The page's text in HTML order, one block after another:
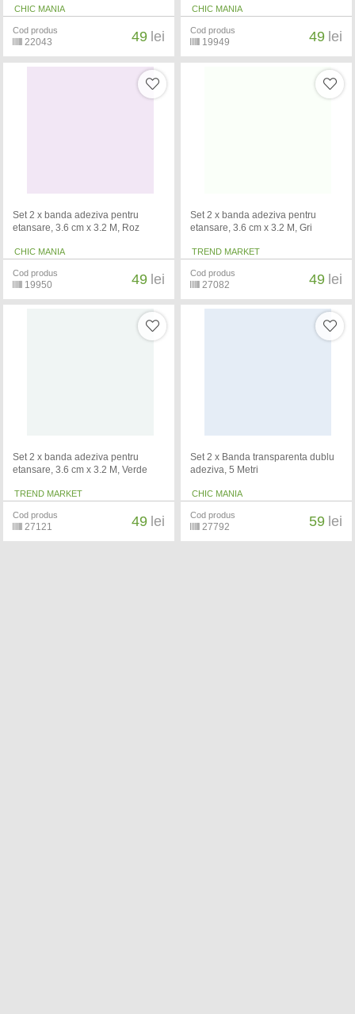
CHIC MANIA
Cod produs
22043 49 lei
CHIC MANIA
Cod produs
19949 49 lei
Set 2 x banda adeziva pentru
etansare, 3.6 cm x 3.2 M, Roz
CHIC MANIA
Cod produs
19950 49 lei
Set 2 x banda adeziva pentru
etansare, 3.6 cm x 3.2 M, Gri
TREND MARKET
Cod produs
27082 49 lei
Set 2 x banda adeziva pentru
etansare, 3.6 cm x 3.2 M, Verde
TREND MARKET
Cod produs
27121 49 lei
Set 2 x Banda transparenta dublu
adeziva, 5 Metri
CHIC MANIA
Cod produs
27792 59 lei